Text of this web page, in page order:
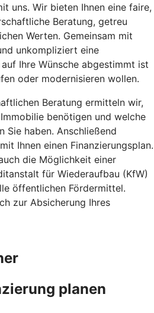
uns. Wir bieten Ihnen eine faire,
Beratung, getreu
Werten. Gemeinsam mit
unkompliziert eine
Ihre Wünsche abgestimmt ist
oder modernisieren wollen.
Beratung ermitteln wir,
benötigen und welche
Sie haben. Anschließend
Ihnen einen Finanzierungsplan.
die Möglichkeit einer
für Wiederaufbau (KfW)
öffentlichen Fördermittel.
zur Absicherung Ihres
planen